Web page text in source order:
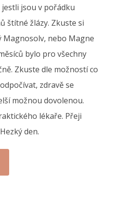
jsou v pořádku
štítné žlázy. Zkuste si
nebo Magne
bylo pro všechny
Zkuste dle možností co
zdravě se
možnou dovolenou.
lékaře. Přeji
den.